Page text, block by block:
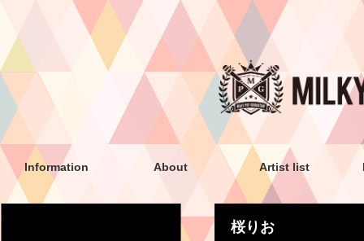
Information About Artist list
桜りお